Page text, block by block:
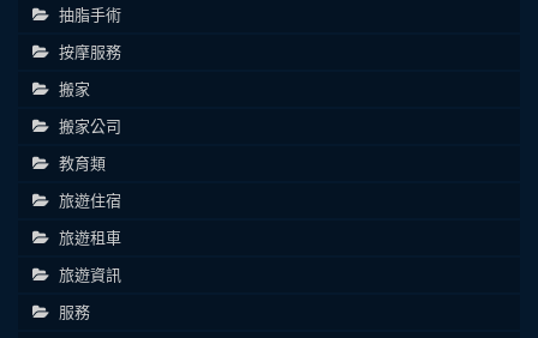
抽脂手術
按摩服務
搬家
搬家公司
教育類
旅遊住宿
旅遊租車
旅遊資訊
服務